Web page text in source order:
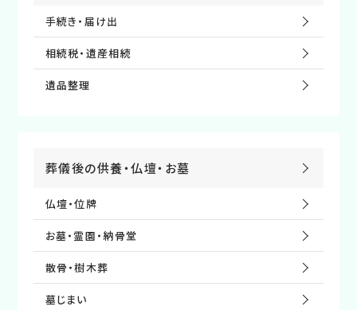
手続き・届け出
相続税・遺産相続
遺品整理
葬儀後の供養・仏壇・お墓
仏壇・位牌
お墓・霊園・納⾻堂
散⾻・樹⽊葬
墓じまい